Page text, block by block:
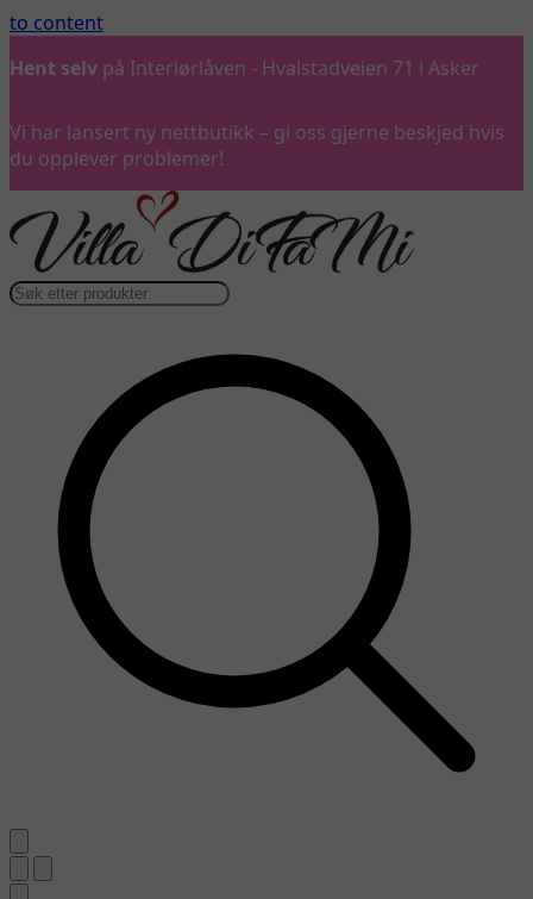
to content
Hent selv på Interiørlåven - Hvalstadveien 71 i Asker
Vi har lansert ny nettbutikk – gi oss gjerne beskjed hvis
du opplever problemer!